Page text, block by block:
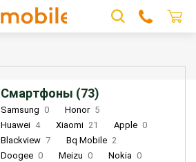
Смартфоны (73)
Samsung 0 Honor 5
Huawei 4 Xiaomi 21 Apple 0
Blackview 7 Bq Mobile 2
Doogee 0 Meizu 0 Nokia 0